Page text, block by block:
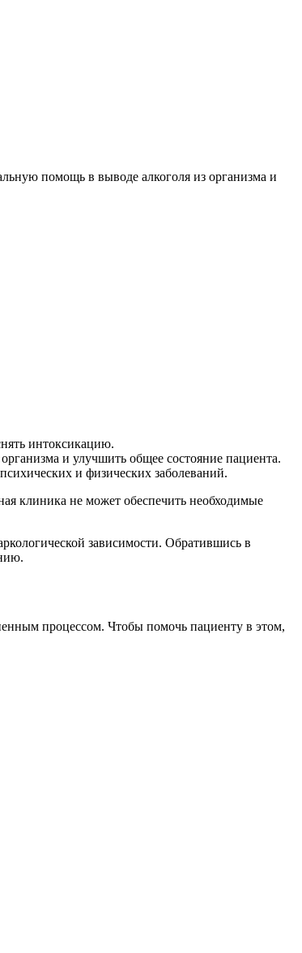
помощь в выводе алкоголя из организма и
интоксикацию.
и улучшить общее состояние пациента.
и физических заболеваний.
клиника не может обеспечить необходимые
зависимости. Обратившись в
процессом. Чтобы помочь пациенту в этом,